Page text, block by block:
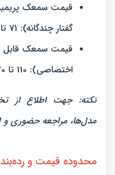
قیمت سمعک
گفتار چندگانه): 71 تا 100 میلیون تومان
قیمت سمعک قابل
اختصاصی): 110 تا 120 میلیون تومان
نکته: جهت اطلاع از
مدل‌ها، مراجعه حضوری و
محدوده قیمت و